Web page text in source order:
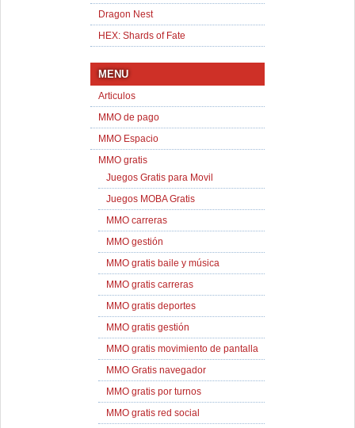
Dragon Nest
HEX: Shards of Fate
MENU
Articulos
MMO de pago
MMO Espacio
MMO gratis
Juegos Gratis para Movil
Juegos MOBA Gratis
MMO carreras
MMO gestión
MMO gratis baile y música
MMO gratis carreras
MMO gratis deportes
MMO gratis gestión
MMO gratis movimiento de pantalla
MMO Gratis navegador
MMO gratis por turnos
MMO gratis red social